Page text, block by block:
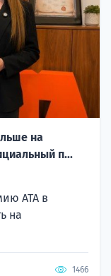
на
п...
ATA в
на
1466